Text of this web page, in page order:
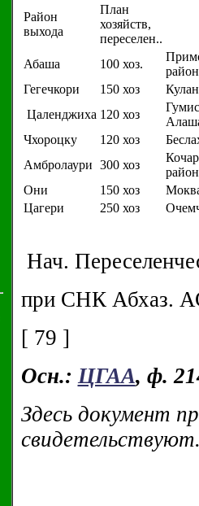
Район
выхода
План
хозяйств,
переселен..
Абаша
100 хоз.
Гегечкори
150 хоз
Цаленджиха 120 хоз
Чхороцку
120 хоз
Амбролаури 300 хоз
Они
150 хоз
Цагери
250 хоз
Нач.
при СНК
[ 79 ]
Осн.:ЦГАА, ф.
Здесь документ